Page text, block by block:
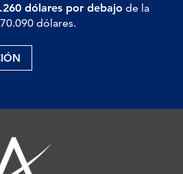
dólares por debajo de la
dólares.